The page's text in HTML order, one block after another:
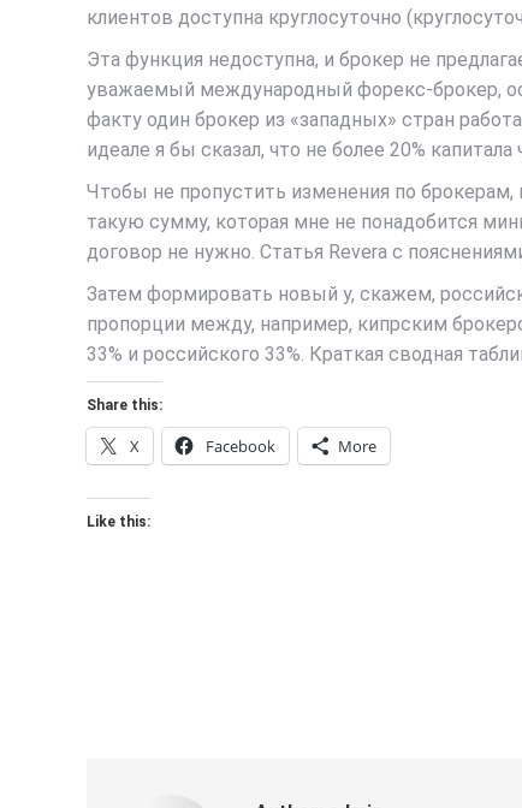
клиентов доступна круглосуточно
Эта функция недоступна, и брокер не
уважаемый международный форекс-брокер,
факту один брокер из «западных» стран
идеале я бы сказал, что не более 20%
Чтобы не пропустить изменения по брокерам,
такую сумму, которая мне не понадобится
договор не нужно. Статья Revera с
Затем формировать новый у, скажем,
пропорции между, например, кипрским
33% и российского 33%. Краткая сводная
Share this:
X Facebook More
Like this: